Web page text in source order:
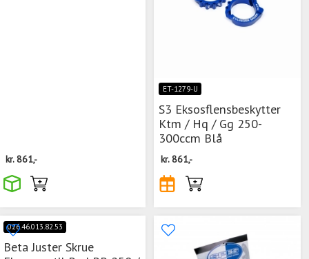
kr.861,-
ET-1279-U
S3 Eksosflensbeskytter
Ktm / Hq / Gg 250-
300ccm Blå
kr.861,-
026.46.013.82.53
Beta Juster Skrue